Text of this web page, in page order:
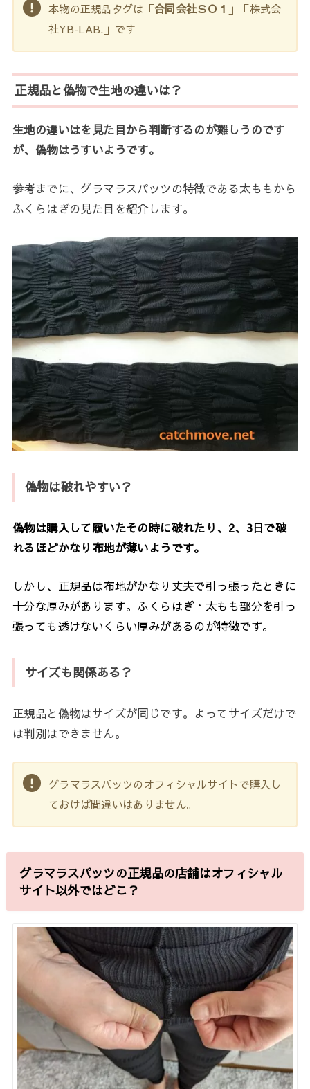
本物の正規品タグは「合同会社ＳＯ１ 」「株式会
社YB-LAB.」です
正規品と偽物で生地の違いは？
生地の違いはを見た目から判断するのが難しうのです
が、偽物はうすいようです。
参考までに、グラマラスパッツの特徴である太ももから
ふくらはぎの見た目を紹介します。
偽物は破れやすい？
偽物は購入して履いたその時に破れたり、2、3日で破
れるほどかなり布地が薄いようです。
しかし、正規品は布地がかなり丈夫で引っ張ったときに
十分な厚みがあります。ふくらはぎ・太もも部分を引っ
張っても透けないくらい厚みがあるのが特徴です。
サイズも関係ある？
正規品と偽物はサイズが同じです。よってサイズだけで
は判別はできません。
グラマラスパッツのオフィシャルサイトで購入し
ておけば間違いはありません。
グラマラスパッツの正規品の店舗はオフィシャル
サイト以外ではどこ？